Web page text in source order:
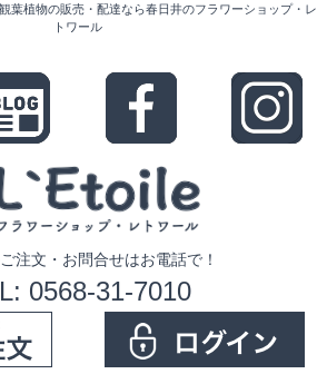
葉植物の販売・配達なら春日井のフラワーショップ・レ
トワール
注文・お問合せはお電話で！
0568-31-7010